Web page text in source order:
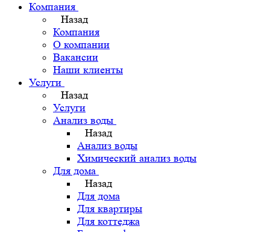
Компания
Назад
Компания
О компании
Вакансии
Наши клиенты
Услуги
Назад
Услуги
Анализ воды
Назад
Анализ воды
Химический анализ воды
Для дома
Назад
Для дома
Для квартиры
Для коттеджа